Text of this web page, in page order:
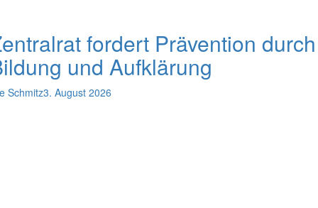
fordert Prävention durch
und Aufklärung
Schmitz3. August 2026